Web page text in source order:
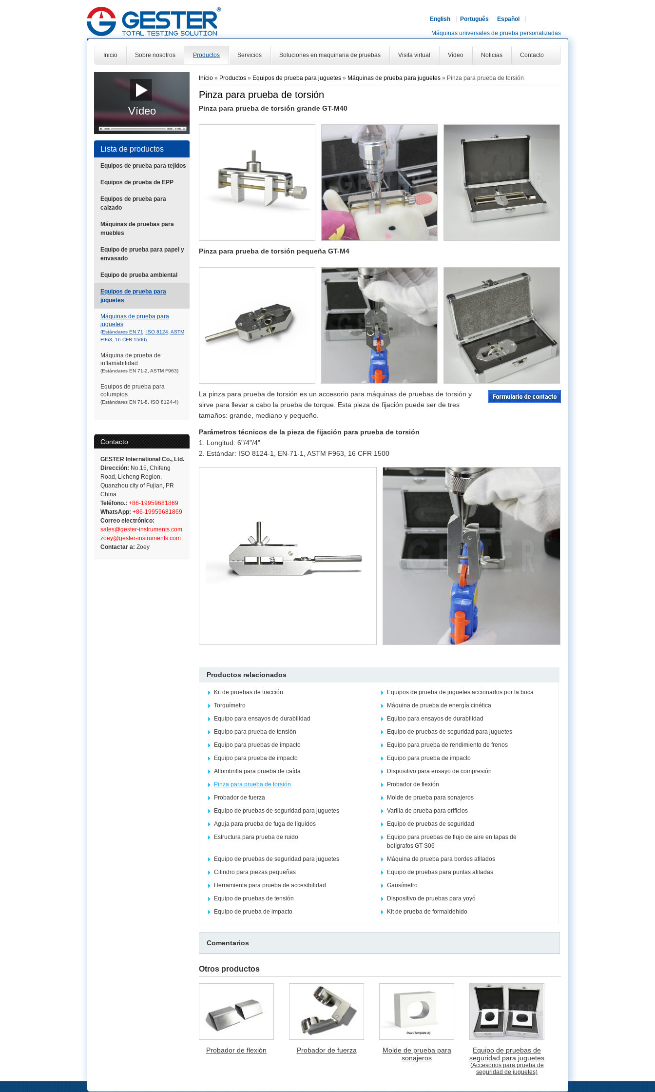
English Português Español
Máquinas universales de prueba personalizadas
Inicio Sobre nosotros Productos Servicios Soluciones en maquinaria de pruebas Visita virtual Vídeo Noticias Contacto
Vídeo
Lista de productos
Equipos de prueba para tejidos
Equipos de prueba de EPP
Equipos de prueba para
calzado
Máquinas de pruebas para
muebles
Equipo de prueba para papel y
envasado
Equipo de prueba ambiental
Equipos de prueba para
juguetes
Máquinas de prueba para
juguetes
(Estándares EN 71, ISO 8124, ASTM
F963, 16 CFR 1500)
Máquina de prueba de
inflamabilidad
(Estándares EN 71-2, ASTM F963)
Equipos de prueba para
columpios
(Estándares EN 71-8, ISO 8124-4)
Contacto
GESTER International Co., Ltd.
Dirección: No.15, Chifeng
Road, Licheng Region,
Quanzhou city of Fujian, PR
China.
Teléfono.: +86-19959681869
WhatsApp: +86-19959681869
Correo electrónico:
sales@gester-instruments.com
zoey@gester-instruments.com
Contactar a: Zoey
Inicio » Productos » Equipos de prueba para juguetes » Máquinas de prueba para juguetes » Pinza para prueba de torsión
Pinza para prueba de torsión
Pinza para prueba de torsión grande GT-M40
Pinza para prueba de torsión pequeña GT-M4
La pinza para prueba de torsión es un accesorio para máquinas de pruebas de torsión y
sirve para llevar a cabo la prueba de torque. Esta pieza de fijación puede ser de tres
tamaños: grande, mediano y pequeño.
Parámetros técnicos de la pieza de fijación para prueba de torsión
1. Longitud: 6"/4"/4"
2. Estándar: ISO 8124-1, EN-71-1, ASTM F963, 16 CFR 1500
Productos relacionados
Kit de pruebas de tracción
Equipos de prueba de juguetes accionados por la boca
Torquímetro
Máquina de prueba de energía cinética
Equipo para ensayos de durabilidad
Equipo para ensayos de durabilidad
Equipo para prueba de tensión
Equipo de pruebas de seguridad para juguetes
Equipo para pruebas de impacto
Equipo para prueba de rendimiento de frenos
Equipo para prueba de impacto
Equipo para prueba de impacto
Alfombrilla para prueba de caída
Dispositivo para ensayo de compresión
Pinza para prueba de torsión
Probador de flexión
Probador de fuerza
Molde de prueba para sonajeros
Equipo de pruebas de seguridad para juguetes
Varilla de prueba para orificios
Aguja para prueba de fuga de líquidos
Equipo de pruebas de seguridad
Estructura para prueba de ruido
Equipo para pruebas de flujo de aire en tapas de
bolígrafos GT-S06
Equipo de pruebas de seguridad para juguetes
Máquina de prueba para bordes afilados
Cilindro para piezas pequeñas
Equipo de pruebas para puntas afiladas
Herramienta para prueba de accesibilidad
Gausímetro
Equipo de pruebas de tensión
Dispositivo de pruebas para yoyó
Equipo de prueba de impacto
Kit de prueba de formaldehído
Comentarios
Otros productos
Probador de flexión Probador de fuerza
Molde de prueba para
sonajeros
Equipo de pruebas de
seguridad para juguetes
(Accesorios para prueba de
seguridad de juguetes)